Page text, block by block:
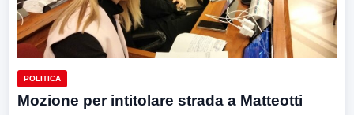
POLITICA
Mozione per intitolare strada a Matteotti